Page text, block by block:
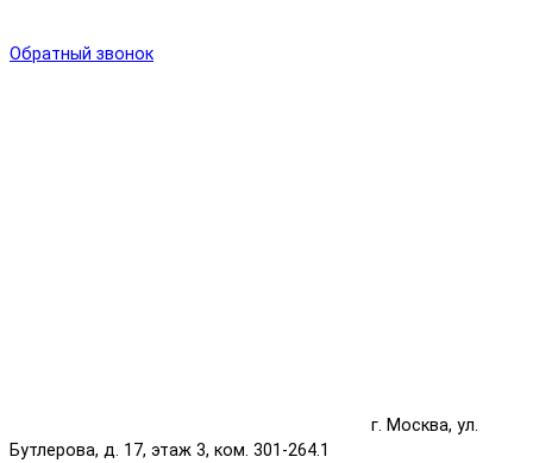
Обратный звонок
г. Москва, ул.
Бутлерова, д. 17, этаж 3, ком. 301-264.1